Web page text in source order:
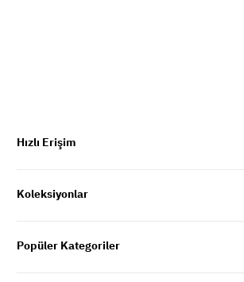
Hızlı Erişim
Koleksiyonlar
Popüler Kategoriler